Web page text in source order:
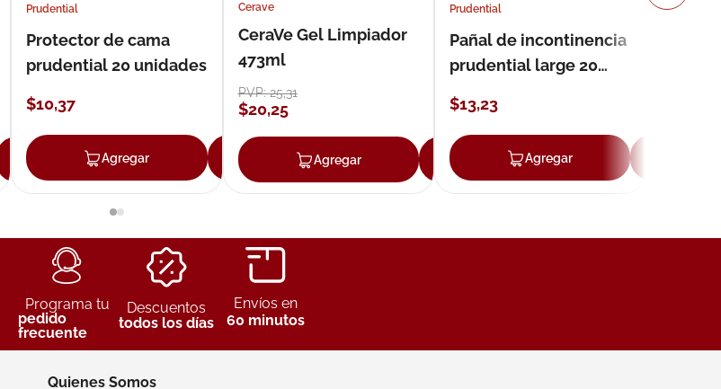
Agregar
Prudential
Protector de cama
prudential 20 unidades
$10,37
Agregar Agregar
Cerave
CeraVe Gel Limpiador
473ml
PVP:25,31
$20,25
Agregar Agregar
Prudential
Pañal de incontinencia
prudential large 20
$13,23
Agregar
Programa tu
pedido
frecuente
Descuentos
todos los días
Envíos en
60 minutos
Quienes Somos